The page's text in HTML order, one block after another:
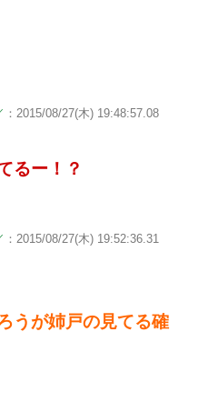
：2015/08/27(木) 19:48:57.08
るー！？
：2015/08/27(木) 19:52:36.31
うが姉戸の見てる確